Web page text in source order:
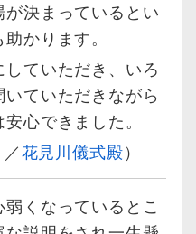
決まっているとい
かります。
ていただき、いろ
ていただきながら
心できました。
花見川儀式殿）
くなっているとこ